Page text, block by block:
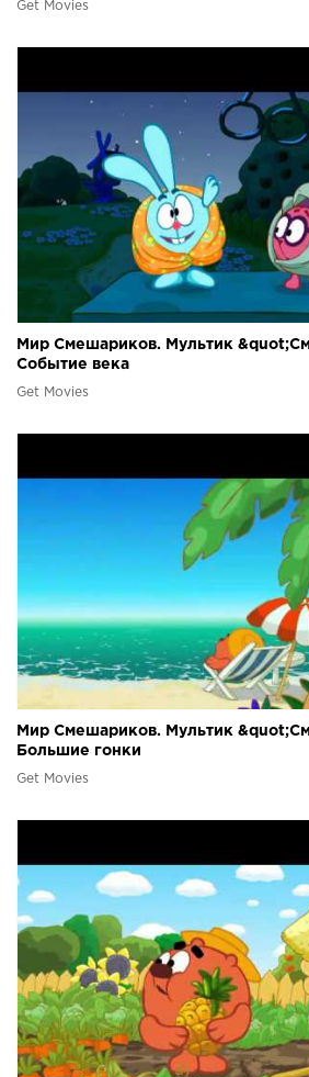
Get Movies
Мир Смешариков. Мультик
Событие века
Get Movies
Мир Смешариков. Мультик
Большие гонки
Get Movies